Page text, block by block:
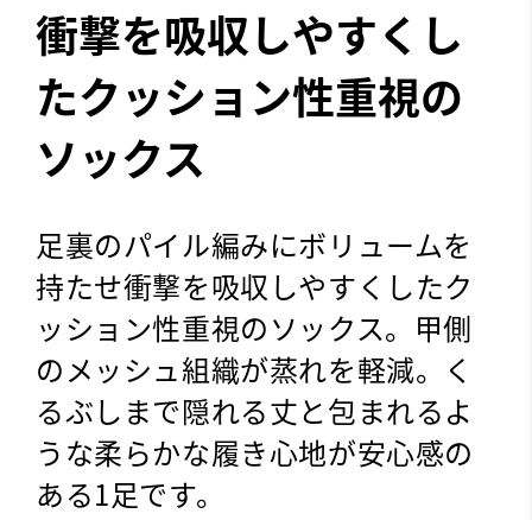
衝撃を吸収しやすくし
たクッション性重視の
ソックス
足裏のパイル編みにボリュームを
持たせ衝撃を吸収しやすくしたク
ッション性重視のソックス。甲側
のメッシュ組織が蒸れを軽減。く
るぶしまで隠れる丈と包まれるよ
うな柔らかな履き心地が安心感の
ある1足です。